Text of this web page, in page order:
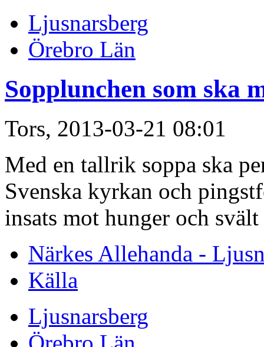
Ljusnarsberg
Örebro Län
Sopplunchen som ska
Tors, 2013-03-21 08:01
Med en tallrik soppa ska
Svenska kyrkan och
insats mot hunger och
Närkes Allehanda -
Källa
Ljusnarsberg